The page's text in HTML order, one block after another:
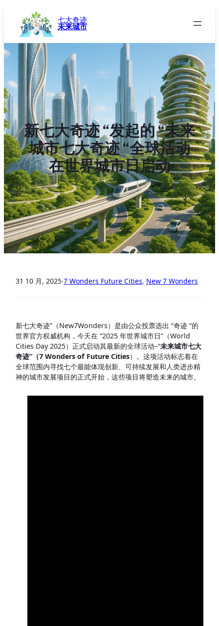
七大奇迹
未来城市
新七大奇迹 “发起的 “未来
城市七大奇迹 “全球活动
在世界城市日启动
31 10 月, 2025·7 Wonders Future Cities, New 7 Wonders
新七大奇迹”（New7Wonders）是由公众投票选出 “奇迹 “的
世界官方权威机构，今天在 “2025 年世界城市日”（World
Cities Day 2025）正式启动其最新的全球活动–“未来城市七大
奇迹”（7 Wonders of Future Cities）。这项活动标志着在
全球范围内寻找七个最能体现创新、可持续发展和人类进步精
神的城市发展项目的正式开始，这些项目将塑造未来的城市。